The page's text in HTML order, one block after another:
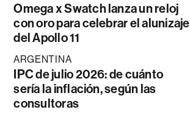
Omega x Swatch lanza un reloj
con oro para celebrar el alunizaje
del Apollo 11
ARGENTINA
IPC de julio 2026: de cuánto
sería la inflación, según las
consultoras